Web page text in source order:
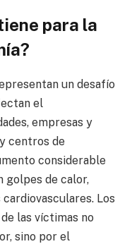
para la
un desafío
el
empresas y
centros de
considerable
golpes de calor,
Los
las víctimas no
sino por el